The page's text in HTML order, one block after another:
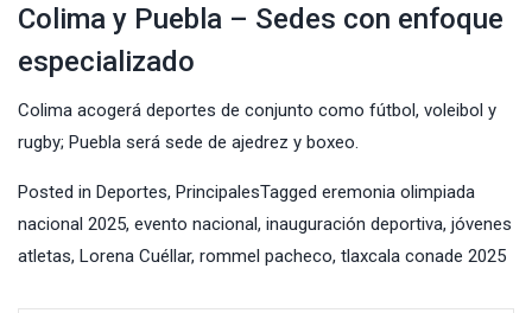
Colima y Puebla – Sedes con enfoque
especializado
Colima acogerá deportes de conjunto como fútbol, voleibol y
rugby; Puebla será sede de ajedrez y boxeo.
Posted in Deportes, PrincipalesTagged eremonia olimpiada
nacional 2025, evento nacional, inauguración deportiva, jóvenes
atletas, Lorena Cuéllar, rommel pacheco, tlaxcala conade 2025